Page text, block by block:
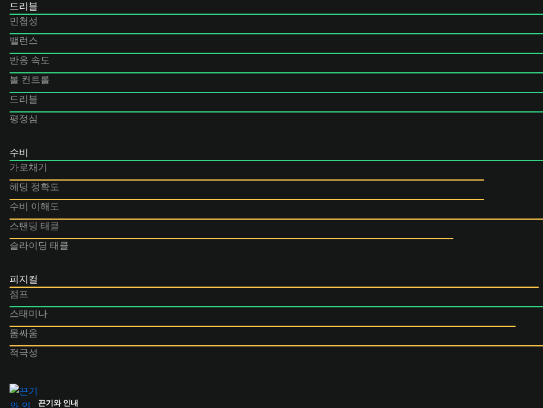
드리블
민첩성
밸런스
반응 속도
볼 컨트롤
드리블
평정심
수비
가로채기
헤딩 정확도
수비 이해도
스탠딩 태클
슬라이딩 태클
피지컬
점프
스태미나
몸싸움
적극성
끈기와 인내